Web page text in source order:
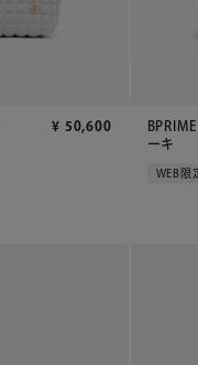
¥ 50,600
ーキ
WEB限